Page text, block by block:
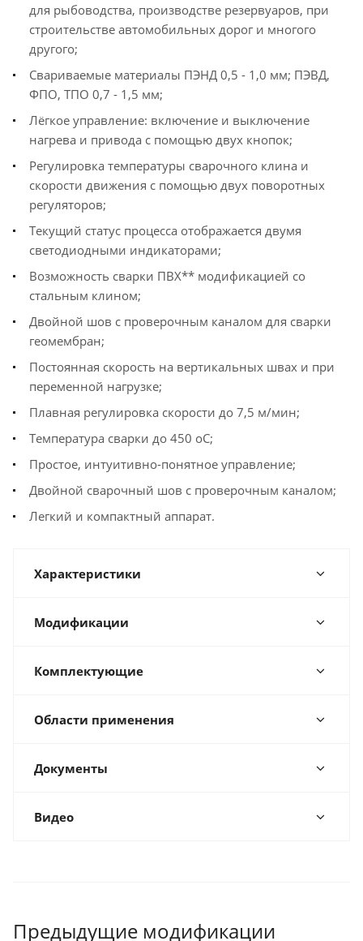
для рыбоводства, производстве резервуаров, при
строительстве автомобильных дорог и многого
другого;
Свариваемые материалы ПЭНД 0,5 - 1,0 мм; ПЭВД,
ФПО, ТПО 0,7 - 1,5 мм;
Лёгкое управление: включение и выключение
нагрева и привода с помощью двух кнопок;
Регулировка температуры сварочного клина и
скорости движения с помощью двух поворотных
регуляторов;
Текущий статус процесса отображается двумя
светодиодными индикаторами;
Возможность сварки ПВХ** модификацией со
стальным клином;
Двойной шов с проверочным каналом для сварки
геомембран;
Постоянная скорость на вертикальных швах и при
переменной нагрузке;
Плавная регулировка скорости до 7,5 м/мин;
Температура сварки до 450 oC;
Простое, интуитивно-понятное управление;
Двойной сварочный шов с проверочным каналом;
Легкий и компактный аппарат.
Характеристики
Модификации
Комплектующие
Области применения
Документы
Видео
Предыдущие модификации